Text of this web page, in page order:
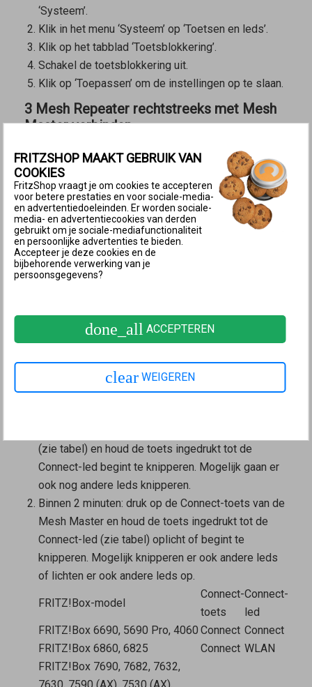
‘Systeem’.
Klik in het menu ‘Systeem’ op ‘Toetsen en leds’.
Klik op het tabblad ‘Toetsblokkering’.
Schakel de toetsblokkering uit.
Klik op ‘Toepassen’ om de instellingen op te slaan.
3 Mesh Repeater rechtstreeks met Mesh
Master verbinden
De volgende stappen zijn alleen nodig als de
Repeatervia een apparaat van een andere fabrikant
(bijvoorbeeld switch, powerlineapparaat)met een
netwerkkabel met deMesh Masteris verbonden:
Verbind deMesh Repeaterrechtstreeks met een
LAN-poort van deMesh Master
WAN-poort. Niet elk model FRITZ!Box heeft een
WAN-poort.
in het Mesh-netwerk opnemen
Mesh-netwerk opgenomen. Het maakt niet uit of je
eerst op de toets van de Mesh Master
(zie tabel) en houd de toets ingedrukt tot de
Connect-led begint te knipperen. Mogelijk gaan er
ook nog andere leds knipperen.
Binnen 2 minuten: druk op de Connect-toets van de
Mesh Masteren houd de toets ingedrukt tot de
Connect-led (zie tabel) oplicht of begint te
knipperen. Mogelijk knipperen er ook andere leds
of lichten er ook andere leds op.
FRITZ!Box-model
Connect-
toets
Connect-
led
FRITZ!Box 6690, 5690 Pro, 4060 Connect Connect
FRITZ!Box 6860, 6825
Connect WLAN
FRITZ!Box 7690, 7682, 7632,
FRITZSHOP MAAKT GEBRUIK VAN
COOKIES
FritzShop vraagt je om cookies te accepteren
voor betere prestaties en voor sociale-media-
en advertentiedoeleinden. Er worden sociale-
media- en advertentiecookies van derden
gebruikt om je sociale-mediafunctionaliteit
en persoonlijke advertenties te bieden.
Accepteer je deze cookies en de
bijbehorende verwerking van je
persoonsgegevens?
done_all ACCEPTEREN
clear WEIGEREN